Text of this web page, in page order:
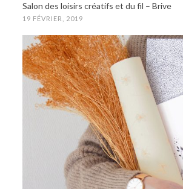
Salon des loisirs créatifs et du fil – Brive
19 FÉVRIER, 2019